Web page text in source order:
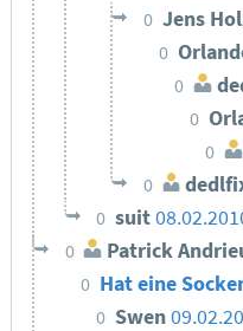
0 Jens
0
0
0
0
0
0 suit
0 Patrick
0 Hat eine
0 Swen